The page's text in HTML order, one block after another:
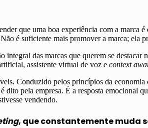
que uma boa experiência com a marca
é suficiente mais promover a marca; ela
das marcas que querem se destacar
assistente virtual de voz e context
Conduzido pelos princípios da
pela empresa. É a resposta emocional
vendendo.
, que constantemente muda